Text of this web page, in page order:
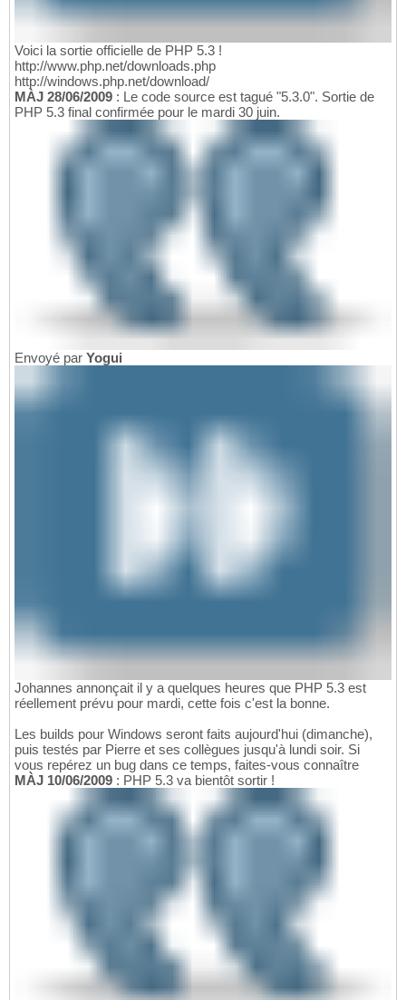
Voici la sortie officielle de PHP 5.3 !
http://www.php.net/downloads.php
http://windows.php.net/download/
MÀJ 28/06/2009 : Le code source est tagué "5.3.0". Sortie de
PHP 5.3 final confirmée pour le mardi 30 juin.
Envoyé par Yogui
Johannes annonçait il y a quelques heures que PHP 5.3 est
réellement prévu pour mardi, cette fois c'est la bonne.
Les builds pour Windows seront faits aujourd'hui (dimanche),
puis testés par Pierre et ses collègues jusqu'à lundi soir. Si
vous repérez un bug dans ce temps, faites-vous connaître
MÀJ 10/06/2009 : PHP 5.3 va bientôt sortir !